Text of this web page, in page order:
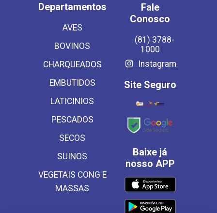
Departamentos
AVES
BOVINOS
CHARQUEADOS
EMBUTIDOS
LATICINIOS
PESCADOS
SECOS
SUINOS
VEGETAIS CONG E
MASSAS
Fale
Conosco
(81) 3788-
1000
Instagram
Site Seguro
Baixe já
nosso APP